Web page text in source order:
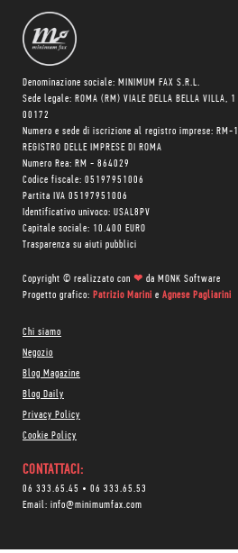
Denominazione sociale: MINIMUM FAX S.R.L.
Sede legale: ROMA (RM) VIALE DELLA BELLA VILLA,
00172
Numero e sede di iscrizione al registro imprese:
REGISTRO DELLE IMPRESE DI ROMA
Numero Rea: RM - 864029
Codice fiscale: 05197951006
Partita IVA 05197951006
Identificativo univoco: USAL8PV
Capitale sociale: 10.400 EURO
Trasparenza su aiuti pubblici
Copyright © realizzato con ❤ da MONK Software
Progetto grafico: Patrizio Marini e Agnese Pagliarini
Chi siamo
Negozio
Blog Magazine
Blog Daily
Privacy Policy
Cookie Policy
CONTATTACI:
06 333.65.45 • 06 333.65.53
Email: info@minimumfax.com